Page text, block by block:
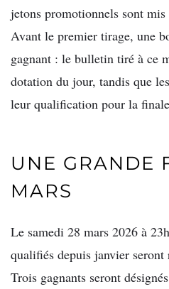
jetons promotionnels sont
Avant le premier tirage, une
gagnant : le bulletin tiré à ce
dotation du jour, tandis que
leur qualification pour la
UNE GRANDE
MARS
Le samedi 28 mars 2026 à
qualifiés depuis janvier
Trois gagnants seront